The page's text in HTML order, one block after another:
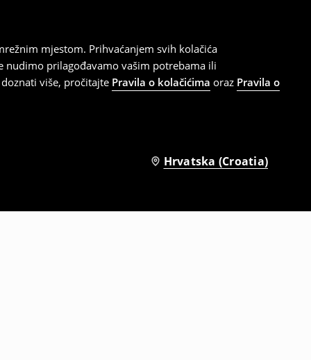
mjestom. Prihvaćanjem svih kolačića
nudimo prilagođavamo vašim potrebama ili
više, pročitajte Pravila o kolačićima oraz Pravila o
Hrvatska (Croatia)